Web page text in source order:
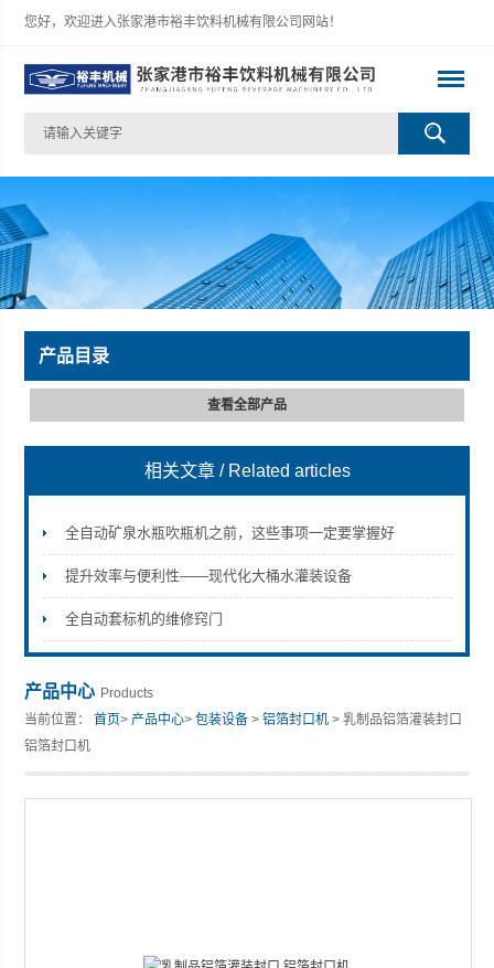
您好，欢迎进入张家港市裕丰饮料机械有限公司网站！
张家港市裕丰饮料机械有限公司
产品目录
查看全部产品
相关文章 / Related articles
全自动矿泉水瓶吹瓶机之前，这些事项一定要掌握好
提升效率与便利性——现代化大桶水灌装设备
全自动套标机的维修窍门
产品中心 Products
当前位置：首页>产品中心>包装设备 >铝箔封口机 > 乳制品铝箔灌装封口
铝箔封口机